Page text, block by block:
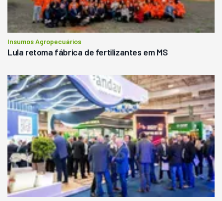
Insumos Agropecuários
Lula retoma fábrica de fertilizantes em MS